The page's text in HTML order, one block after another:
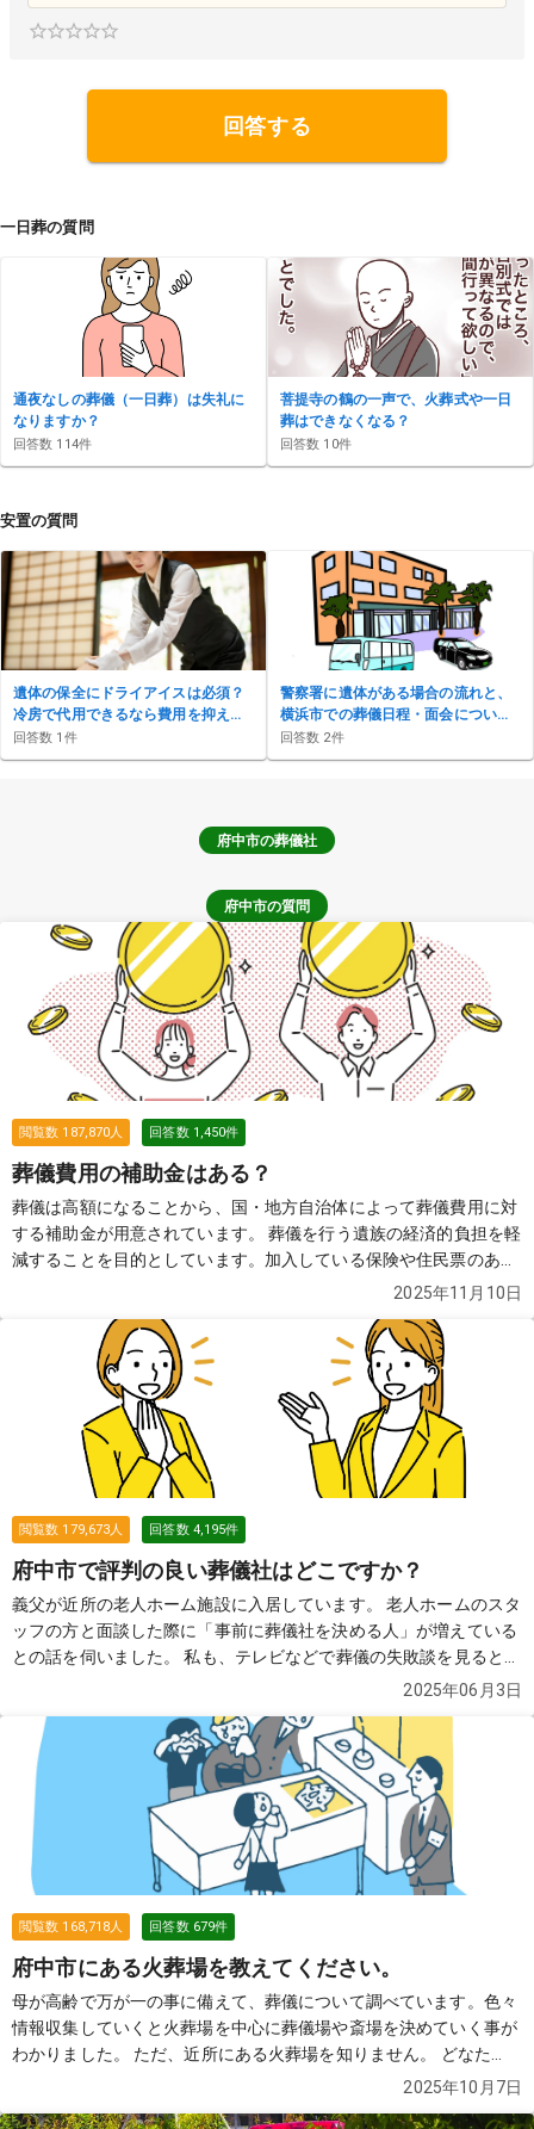
仕事に向き合った経験を通じて得た気づきや学びを、
ブログで発信中。同じような人生の岐路に立つ方々に
つ進むことを信念に、挑戦を続けています。 <a href=
"https://okuriokurare.blog/" target="_blank">https://o
kuriokurare.blog/</a>
回答する
一日葬の質問
通夜なしの葬儀（一日葬）は失礼に
なりますか？
回答数 114件
菩提寺の鶴の一声で、火葬式や一日
葬はできなくなる？
回答数 10件
安置の質問
遺体の保全にドライアイスは必須？
冷房で代用できるなら費用を抑えた
いのですが…
回答数 1 件
警察署に遺体がある場合の流れと、
横浜市での葬儀日程・面会について
知りたい
回答数 2件
府中市の葬儀社
府中市の質問
閲覧数 187,870人 回答数 1,450件
葬儀費用の補助金はある？
葬儀は高額になることから、国・地方自治体によって葬儀費用に対
する補助金が用意されています。 葬儀を行う遺族の経済的負担を軽
減することを目的としています。加入している保険や住民票のある
自治体によって、もらえる金額や必要な申請書類などが異なります
2025年11月10日
閲覧数 179,673人 回答数 4,195件
府中市で評判の良い葬儀社はどこですか？
義父が近所の老人ホーム施設に入居しています。 老人ホームのスタ
ッフの方と面談した際に「事前に葬儀社を決める人」が増えている
との話を伺いました。 私も、テレビなどで葬儀の失敗談を見ると、
事前に葬儀社を把握していた方がいいのかな？と思って、色々調べ
葬儀社を2〜3社教えていただけませんでしょうか？
2025年06月3日
閲覧数 168,718人 回答数 679件
府中市にある火葬場を教えてください。
母が高齢で万が一の事に備えて、葬儀について調べています。色々
情報収集していくと火葬場を中心に葬儀場や斎場を決めていく事が
わかりました。 ただ、近所にある火葬場を知りません。 どなた
か、近所にある火葬場を教えていただけませんでしょうか？続き
2025年10月7日